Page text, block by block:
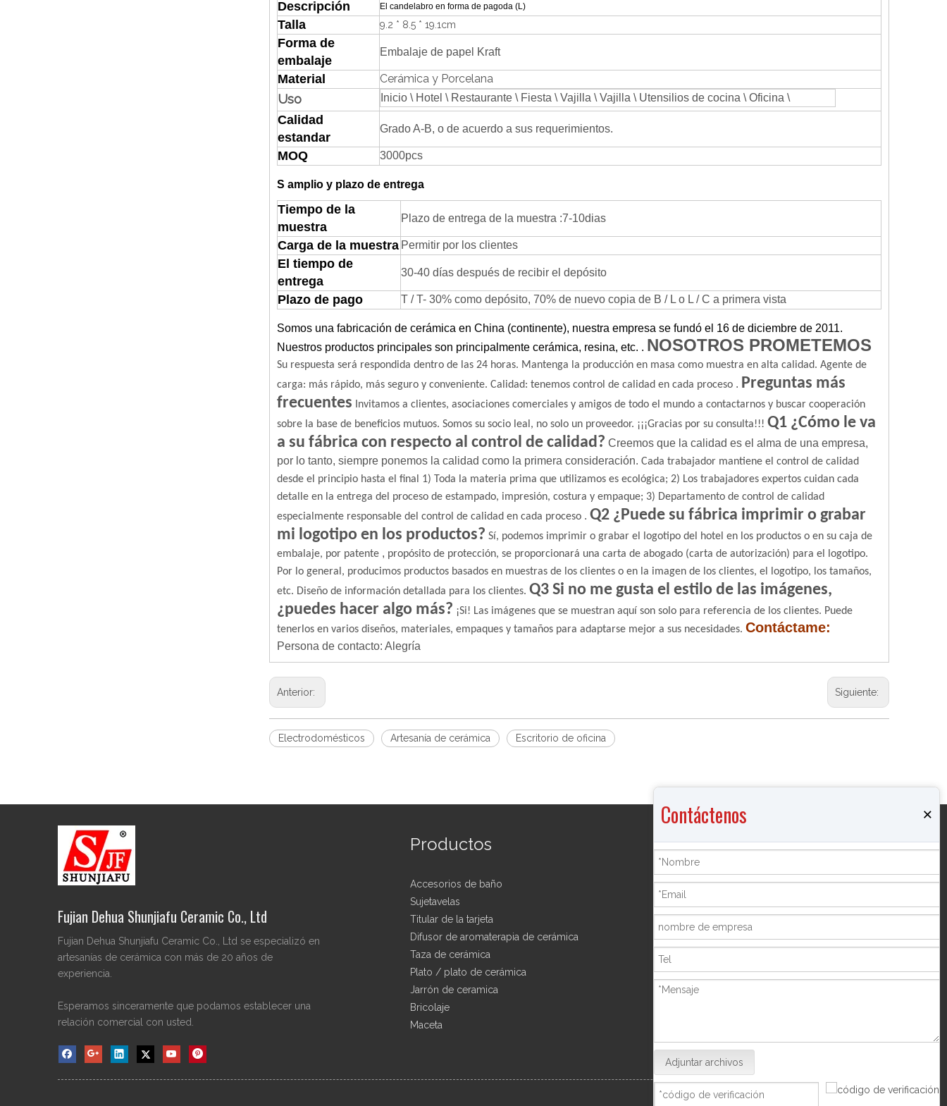
Descripción El candelabro en forma de pagoda (L)
Talla 9.2 * 8.5 * 19.1cm
Forma de
embalaje
Embalaje de papel Kraft
Material Cerámica y Porcelana
Uso Inicio \ Hotel \ Restaurante \ Fiesta \ Vajilla \ Vajilla \ Utensilios de cocina \ Oficina \
Calidad
estandar
Grado A-B, o de acuerdo a sus requerimientos.
MOQ 3000pcs
S amplio y plazo de entrega
Tiempo de la
muestra
Plazo de entrega de la muestra :7-10dias
Carga de la muestra Permitir por los clientes
El tiempo de
entrega
30-40 días después de recibir el depósito
Plazo de pago T / T- 30% como depósito, 70% de nuevo copia de B / L o L / C a primera vista
Somos una fabricación de cerámica en China (continente), nuestra empresa se fundó el 16 de diciembre de 2011.
Nuestros productos principales son principalmente cerámica, resina, etc. . NOSOTROS PROMETEMOS
Su respuesta será respondida dentro de las 24 horas. Mantenga la producción en masa como muestra en alta calidad. Agente de
carga: más rápido, más seguro y conveniente. Calidad: tenemos control de calidad en cada proceso . Preguntas más
frecuentes
Invitamos a clientes, asociaciones comerciales y amigos de todo el mundo a contactarnos y buscar cooperación
sobre la base de beneficios mutuos. Somos su socio leal, no solo un proveedor. ¡¡¡Gracias por su consulta!!! Q1 ¿Cómo le va
a su fábrica con respecto al control de calidad? Creemos que la calidad es el alma de una empresa,
por lo tanto, siempre ponemos la calidad como la primera consideración. Cada trabajador mantiene el control de calidad
desde el principio hasta el final
1) Toda la materia prima que utilizamos es ecológica; 2) Los trabajadores expertos cuidan cada
detalle en la entrega del proceso de estampado, impresión, costura y empaque; 3) Departamento de control de calidad
especialmente responsable del control de calidad en cada proceso . Q2 ¿Puede su fábrica imprimir o grabar
mi logotipo en los productos? Sí, podemos imprimir o grabar el logotipo del hotel en los productos o en su caja de
embalaje, por patente , propósito de protección, se proporcionará una carta de abogado (carta de autorización) para el logotipo.
Por lo general, producimos productos basados ​​en muestras de los clientes o en la imagen de los clientes, el logotipo, los tamaños,
etc. Diseño de información detallada para los clientes. Q3 Si no me gusta el estilo de las imágenes,
¿puedes hacer algo más? ¡Si! Las imágenes que se muestran aquí son solo para referencia de los clientes. Puede
tenerlos en varios diseños, materiales, empaques y tamaños para adaptarse mejor a sus necesidades. Contáctame:
Persona de contacto: Alegría
Anterior: Siguiente:
Electrodomésticos Artesanía de cerámica Escritorio de oficina
Fujian Dehua Shunjiafu Ceramic Co., Ltd
Fujian Dehua Shunjiafu Ceramic Co., Ltd se especializó en
artesanías de cerámica con más de 20 años de
experiencia.
Esperamos sinceramente que podamos establecer una
relación comercial con usted.
Productos
Accesorios de baño
Sujetavelas
Titular de la tarjeta
Difusor de aromaterapia de cerámica
Taza de cerámica
Plato / plato de cerámica
Jarrón de ceramica
Bricolaje
Maceta
Productos
Quemador de incienso
Marco de la foto
Shisha Hookah
Contáctenos ×
Adjuntar archivos